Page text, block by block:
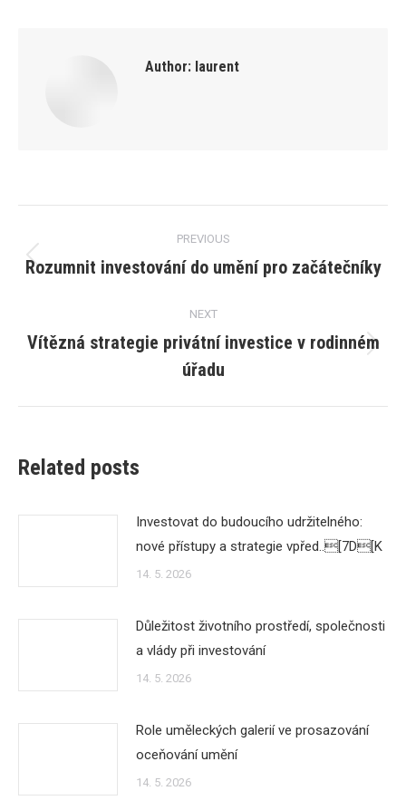
Author: laurent
navigation
PREVIOUS
Previous
Rozumnit investování do umění pro začátečníky
NEXT
post:
Vítězná strategie privátní investice v rodinném
úřadu
Related posts
Investovat do budoucího udržitelného:
nové přístupy a strategie vpřed..[7D[K
14. 5. 2026
Důležitost životního prostředí, společnosti
a vlády při investování
14. 5. 2026
Role uměleckých galerií ve prosazování
oceňování umění
14. 5. 2026